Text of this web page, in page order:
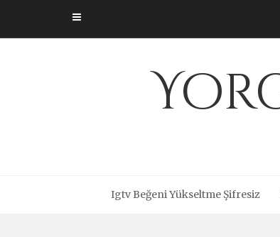
content
Igtv Beğeni Yükseltme Şifresiz